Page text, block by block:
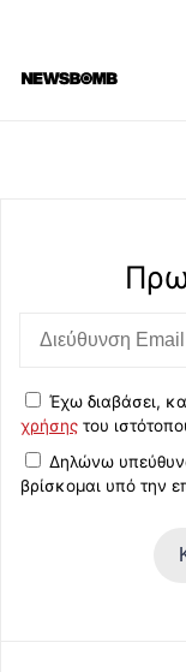
Έχω διαβάσει,
χρήσης του
Δηλώνω
βρίσκομαι υπό την